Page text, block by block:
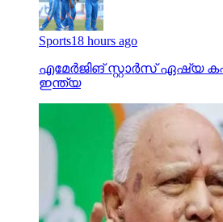
Sports18 hours ago
എമേര്‍ജിങ് സ്റ്റാര്‍സ് ഏഷ്യ
ഇന്ത്യ